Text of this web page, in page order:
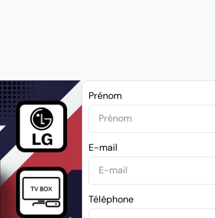
Prénom
E-mail
Téléphone